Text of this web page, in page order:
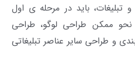
و تبلیغات، باید در مرحله ی اول
نحو ممکن طراحی لوگو، طراحی
و طراحی سایر عناصر تبلیغاتی